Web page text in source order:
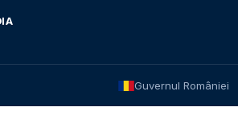
Guvernul României